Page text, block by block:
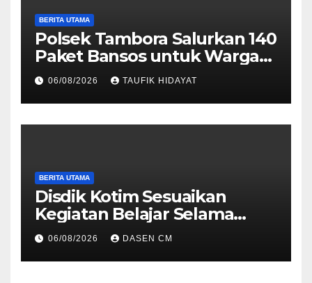
BERITA UTAMA
Polsek Tambora Salurkan 140
Paket Bansos untuk Warga
Slum Area, Wujud
Kepedulian Sambut HUT ke-
81 RI
06/08/2026 TAUFIK HIDAYAT
BERITA UTAMA
Disdik Kotim Sesuaikan
Kegiatan Belajar Selama
Musim Kemarau
06/08/2026 DASEN CM